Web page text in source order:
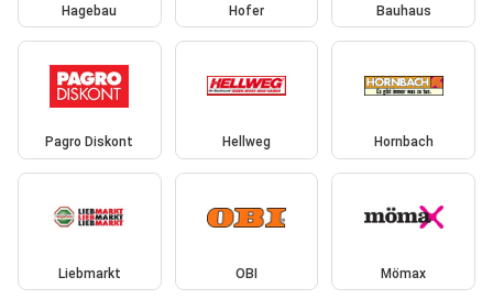
Hagebau Hofer Bauhaus
Pagro Diskont Hellweg Hornbach
Liebmarkt OBI Mömax